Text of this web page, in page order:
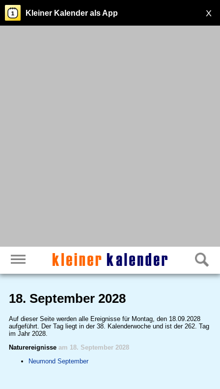
X
Kleiner Kalender als App
18. September 2028
Auf dieser Seite werden alle Ereignisse für Montag, den 18.09.2028
aufgeführt. Der Tag liegt in der 38. Kalenderwoche und ist der 262. Tag
im Jahr 2028.
Naturereignisse am 18. September 2028
Neumond September